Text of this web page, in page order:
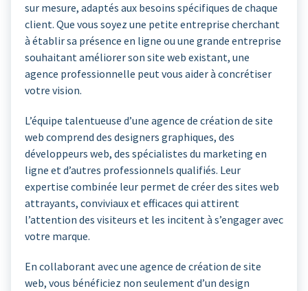
sur mesure, adaptés aux besoins spécifiques de chaque
client. Que vous soyez une petite entreprise cherchant
à établir sa présence en ligne ou une grande entreprise
souhaitant améliorer son site web existant, une
agence professionnelle peut vous aider à concrétiser
votre vision.
L’équipe talentueuse d’une agence de création de site
web comprend des designers graphiques, des
développeurs web, des spécialistes du marketing en
ligne et d’autres professionnels qualifiés. Leur
expertise combinée leur permet de créer des sites web
attrayants, conviviaux et efficaces qui attirent
l’attention des visiteurs et les incitent à s’engager avec
votre marque.
En collaborant avec une agence de création de site
web, vous bénéficiez non seulement d’un design